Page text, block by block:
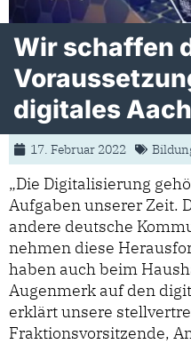
Wir schaffen
digitales
17. Februar 2022
„Die Digitalisierung
Aufgaben unserer Zeit.
andere deutsche
nehmen diese
haben auch beim
Augenmerk auf den
erklärt unsere
Fraktionsvorsitzende,